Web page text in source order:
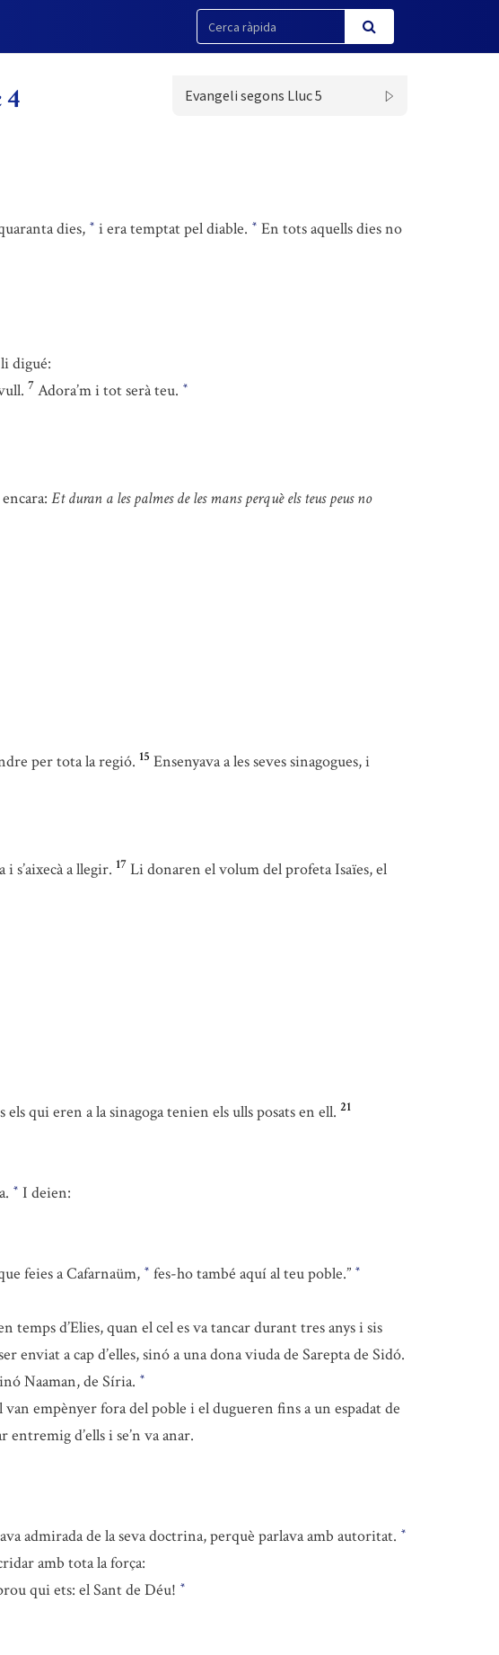
Evangeli segons Lluc 5
dies, * i era temptat pel diable. * En tots aquells dies no
digué:
7 Adora’m i tot serà teu. *
Et duran a les palmes de les mans perquè els teus peus no
per tota la regió. 15 Ensenyava a les seves sinagogues, i
s’aixecà a llegir. 17 Li donaren el volum del profeta Isaïes, el
els qui eren a la sinagoga tenien els ulls posats en ell. 21
* I deien:
feies a Cafarnaüm, * fes-ho també aquí al teu poble.” *
temps d’Elies, quan el cel es va tancar durant tres anys i sis
enviat a cap d’elles, sinó a una dona viuda de Sarepta de Sidó.
Naaman, de Síria. *
van empènyer fora del poble i el dugueren fins a un espadat de
entremig d’ells i se’n va anar.
admirada de la seva doctrina, perquè parlava amb autoritat. *
amb tota la força:
qui ets: el Sant de Déu! *